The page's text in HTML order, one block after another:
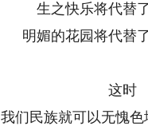
生之快乐将代替
明媚的花园将代替
这时
我们民族就可以无愧